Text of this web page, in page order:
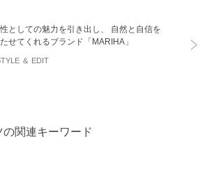
としての魅力を引き出し、 自然と自信を
せてくれるブランド「MARIHA」
＆ EDIT
関連キーワード